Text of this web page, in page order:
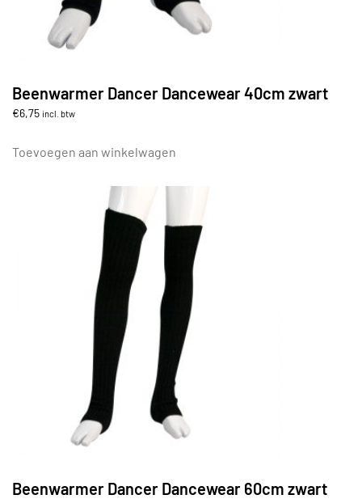
Beenwarmer Dancer Dancewear 40cm zwart
€6,75 incl. btw
Toevoegen aan winkelwagen
Beenwarmer Dancer Dancewear 60cm zwart